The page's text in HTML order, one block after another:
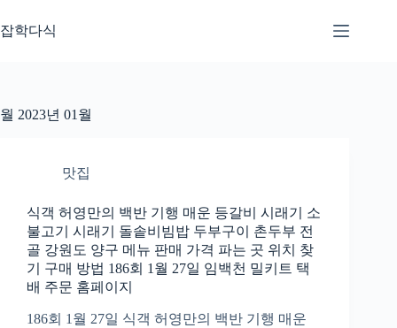
문
뛰
잡학다식
월 2023년 01월
맛집
식객 허영만의 백반 기행 매운 등갈비 시래기 소
불고기 시래기 돌솥비빔밥 두부구이 촌두부 전
골 강원도 양구 메뉴 판매 가격 파는 곳 위치 찾
기 구매 방법 186회 1월 27일 임백천 밀키트 택
배 주문 홈페이지
186회 1월 27일 식객 허영만의 백반 기행 매운